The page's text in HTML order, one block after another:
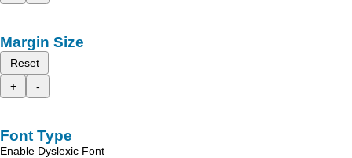
Margin Size
Reset
+
-
Font Type
Enable Dyslexic Font